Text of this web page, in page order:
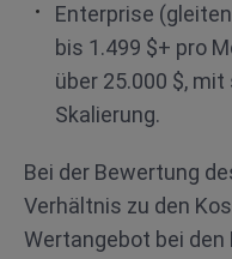
Enterprise
bis 1.499 $+ pro
über 25.000 $,
Skalierung.
Bei der Bewertung
Verhältnis zu den
Wertangebot bei